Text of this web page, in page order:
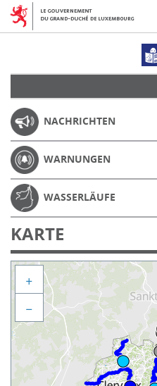
NACHRICHTEN
WARNUNGEN
WASSERLÄUFE
KARTE
+
−